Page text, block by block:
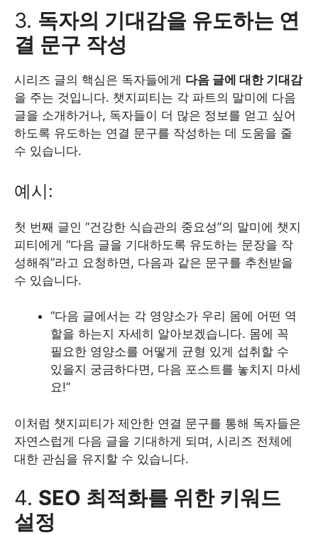
3. 독자의 기대감을 유도하는 연
결 문구 작성
시리즈 글의 핵심은 독자들에게 다음 글에 대한 기대감
을 주는 것입니다. 챗지피티는 각 파트의 말미에 다음
글을 소개하거나, 독자들이 더 많은 정보를 얻고 싶어
하도록 유도하는 연결 문구를 작성하는 데 도움을 줄
수 있습니다.
예시:
첫 번째 글인 “건강한 식습관의 중요성”의 말미에 챗지
피티에게 “다음 글을 기대하도록 유도하는 문장을 작
성해줘”라고 요청하면, 다음과 같은 문구를 추천받을
수 있습니다.
“다음 글에서는 각 영양소가 우리 몸에 어떤 역
할을 하는지 자세히 알아보겠습니다. 몸에 꼭
필요한 영양소를 어떻게 균형 있게 섭취할 수
있을지 궁금하다면, 다음 포스트를 놓치지 마세
요!”
이처럼 챗지피티가 제안한 연결 문구를 통해 독자들은
자연스럽게 다음 글을 기대하게 되며, 시리즈 전체에
대한 관심을 유지할 수 있습니다.
4. SEO 최적화를 위한 키워드
설정